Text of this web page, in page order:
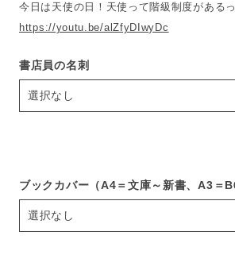
今日は天使の日！天使って階級制度がある
https://youtu.be/alZfyDIwyDc
書店員の名刺
ブックカバー（A4＝文庫～新書、A3＝